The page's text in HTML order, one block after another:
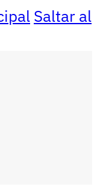
Saltar al